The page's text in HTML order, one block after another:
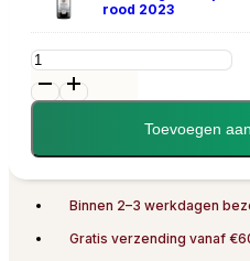
rood 2023
Wijnpakket
Josef
Weger
aantal
Toevoegen
Binnen 2–3 werkdagen
Gratis verzending vanaf